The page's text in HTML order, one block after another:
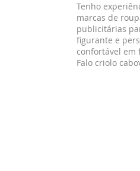
Tenho
marcas de
publicitárias
figurante e
confortável em
Falo criolo